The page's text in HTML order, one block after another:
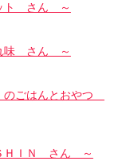
ト さん ～
味 さん ～
のごはんとおやつ
ＨＩＮ さん ～